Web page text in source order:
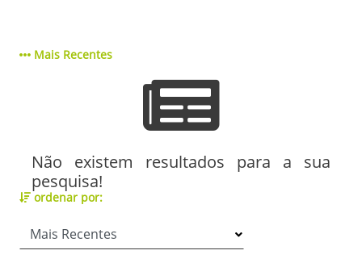
Mais Recentes
Não existem resultados para a sua
pesquisa!
ordenar por: